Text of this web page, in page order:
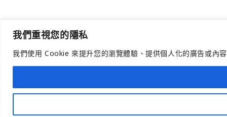
我們重視您的隱私
我們使用 Cookie 來提升您的瀏覽體驗、提供個人化的廣告或內
Open